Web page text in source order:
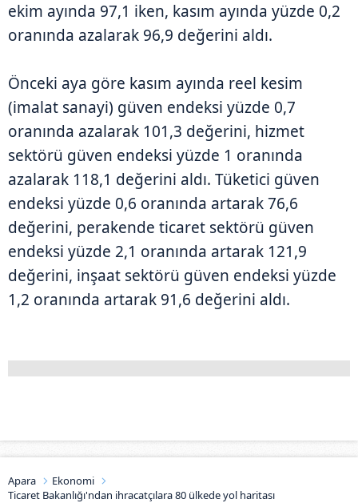
ekim ayında 97,1 iken, kasım ayında yüzde 0,2
oranında azalarak 96,9 değerini aldı.
Önceki aya göre kasım ayında reel kesim
(imalat sanayi) güven endeksi yüzde 0,7
oranında azalarak 101,3 değerini, hizmet
sektörü güven endeksi yüzde 1 oranında
azalarak 118,1 değerini aldı. Tüketici güven
endeksi yüzde 0,6 oranında artarak 76,6
değerini, perakende ticaret sektörü güven
endeksi yüzde 2,1 oranında artarak 121,9
değerini, inşaat sektörü güven endeksi yüzde
1,2 oranında artarak 91,6 değerini aldı.
Apara
Ekonomi
Ticaret Bakanlığı'ndan ihracatçılara 80 ülkede yol haritası